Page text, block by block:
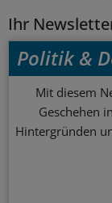
Ihr
Politik &
Mit diesem
Geschehen
Hintergründen